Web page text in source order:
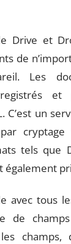
Drive et
de
Les
C’est un
cryptage
tels que
également
avec tous
de
champs,